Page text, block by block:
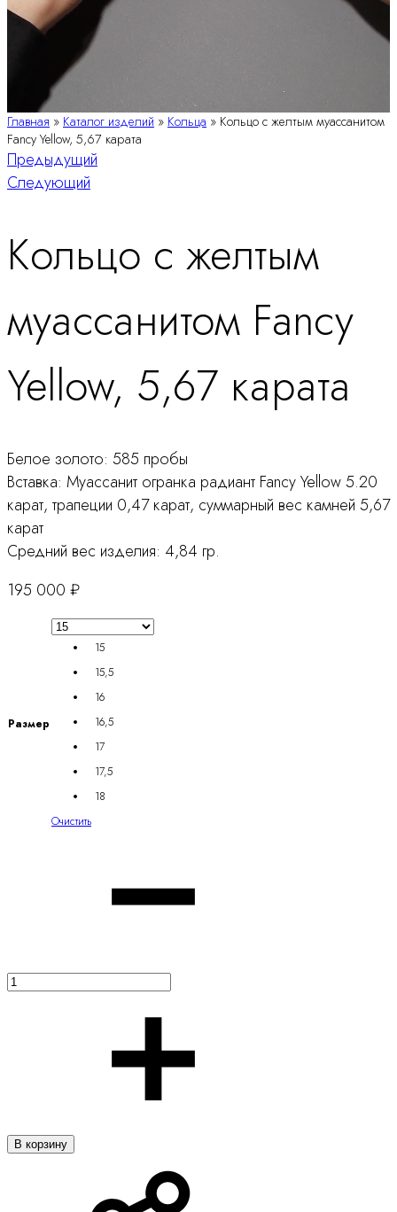
Главная » Каталог изделий » Кольца » Кольцо с желтым муассанитом
Fancy Yellow, 5,67 карата
Навигация
продукту
Предыдущий
Следующий
Кольцо с желтым
муассанитом Fancy
Yellow, 5,67 карата
Белое золото: 585 пробы
Вставка: Муассанит огранка радиант Fancy Yellow 5.20
карат, трапеции 0,47 карат, суммарный вес камней 5,67
карат
Средний вес изделия: 4,84 гр.
195 000 ₽
Размер
15
15,5
16
16,5
17
17,5
18
Очистить
В корзину